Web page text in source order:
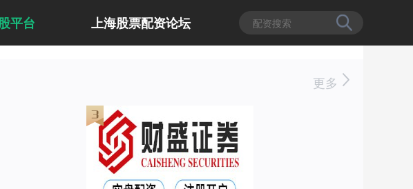
平台 上海股票配资论坛
更多